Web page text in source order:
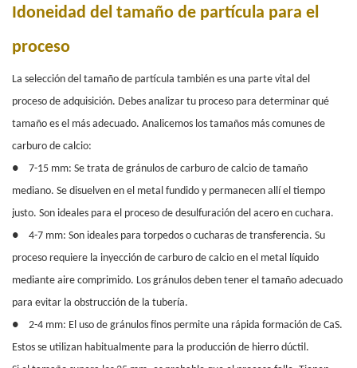
Idoneidad del tamaño de partícula para el
proceso
La selección del tamaño de partícula también es una parte vital del
proceso de adquisición. Debes analizar tu proceso para determinar qué
tamaño es el más adecuado. Analicemos los tamaños más comunes de
carburo de calcio:
●
7-15 mm: Se trata de gránulos de carburo de calcio de tamaño
mediano. Se disuelven en el metal fundido y permanecen allí el tiempo
justo. Son ideales para el proceso de desulfuración del acero en cuchara.
●
4-7 mm: Son ideales para torpedos o cucharas de transferencia. Su
proceso requiere la inyección de carburo de calcio en el metal líquido
mediante aire comprimido. Los gránulos deben tener el tamaño adecuado
para evitar la obstrucción de la tubería.
●
2-4 mm: El uso de gránulos finos permite una rápida formación de CaS.
Estos se utilizan habitualmente para la producción de hierro dúctil.